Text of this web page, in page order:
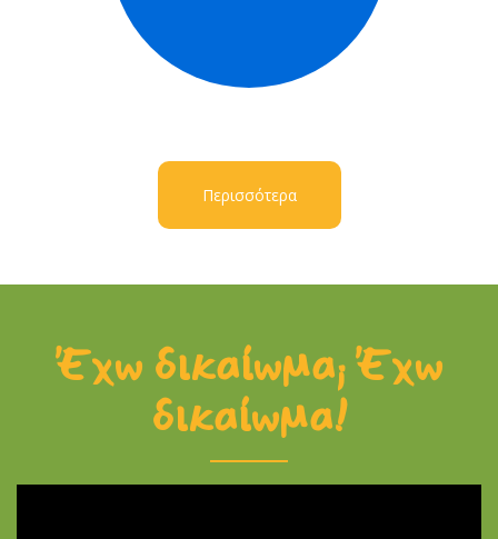
Περισσότερα
Έχω δικαίωμα; Έχω
δικαίωμα!